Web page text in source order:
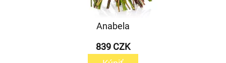
Anabela
839 CZK